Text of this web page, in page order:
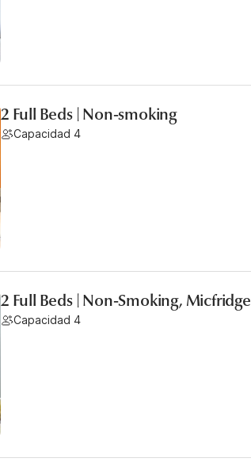
2 Full Beds | Non-smoking
Capacidad 4
2 Full Beds | Non-Smoking, Micfridge
Capacidad 4